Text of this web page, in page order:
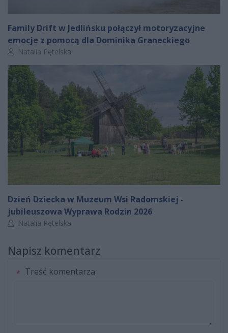
Family Drift w Jedlińsku połączył motoryzacyjne
emocje z pomocą dla Dominika Graneckiego
Autor artykułu:
Natalia Pętelska
Dzień Dziecka w Muzeum Wsi Radomskiej -
jubileuszowa Wyprawa Rodzin 2026
Autor artykułu:
Natalia Pętelska
Napisz komentarz
Treść komentarza